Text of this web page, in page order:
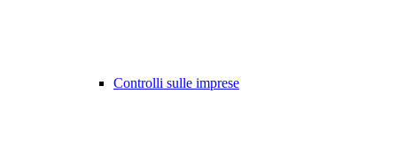
Controlli sulle imprese